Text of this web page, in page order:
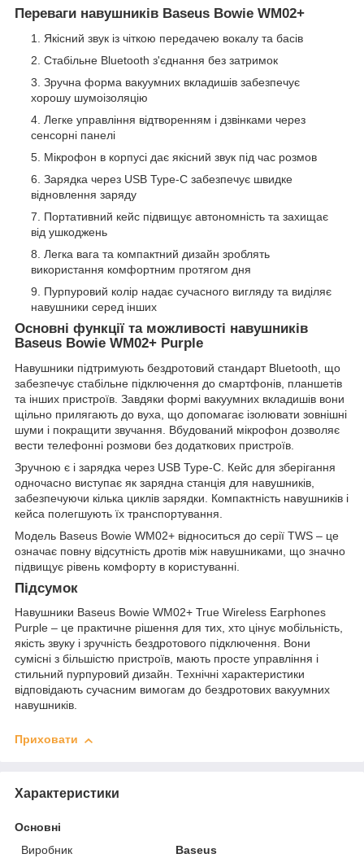
Переваги навушників Baseus Bowie WM02+
Якісний звук із чіткою передачею вокалу та басів
Стабільне Bluetooth з'єднання без затримок
Зручна форма вакуумних вкладишів забезпечує
хорошу шумоізоляцію
Легке управління відтворенням і дзвінками через
сенсорні панелі
Мікрофон в корпусі дає якісний звук під час розмов
Зарядка через USB Type-C забезпечує швидке
відновлення заряду
Портативний кейс підвищує автономність та захищає
від ушкоджень
Легка вага та компактний дизайн зроблять
використання комфортним протягом дня
Пурпуровий колір надає сучасного вигляду та виділяє
навушники серед інших
Основні функції та можливості навушників
Baseus Bowie WM02+ Purple
Навушники підтримують бездротовий стандарт Bluetooth, що
забезпечує стабільне підключення до смартфонів, планшетів
та інших пристроїв. Завдяки формі вакуумних вкладишів вони
щільно прилягають до вуха, що допомагає ізолювати зовнішні
шуми і покращити звучання. Вбудований мікрофон дозволяє
вести телефонні розмови без додаткових пристроїв.
Зручною є і зарядка через USB Type-C. Кейс для зберігання
одночасно виступає як зарядна станція для навушників,
забезпечуючи кілька циклів зарядки. Компактність навушників і
кейса полегшують їх транспортування.
Модель Baseus Bowie WM02+ відноситься до серії TWS – це
означає повну відсутність дротів між навушниками, що значно
підвищує рівень комфорту в користуванні.
Підсумок
Навушники Baseus Bowie WM02+ True Wireless Earphones
Purple – це практичне рішення для тих, хто цінує мобільність,
якість звуку і зручність бездротового підключення. Вони
сумісні з більшістю пристроїв, мають просте управління і
стильний пурпуровий дизайн. Технічні характеристики
відповідають сучасним вимогам до бездротових вакуумних
навушників.
Приховати
Характеристики
Основні
Виробник
Baseus